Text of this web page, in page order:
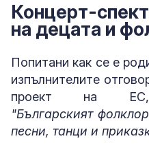
Концерт-
на децата и
Попитани как се е
изпълнителите
проект на ЕС,
"Българският
песни, танци и